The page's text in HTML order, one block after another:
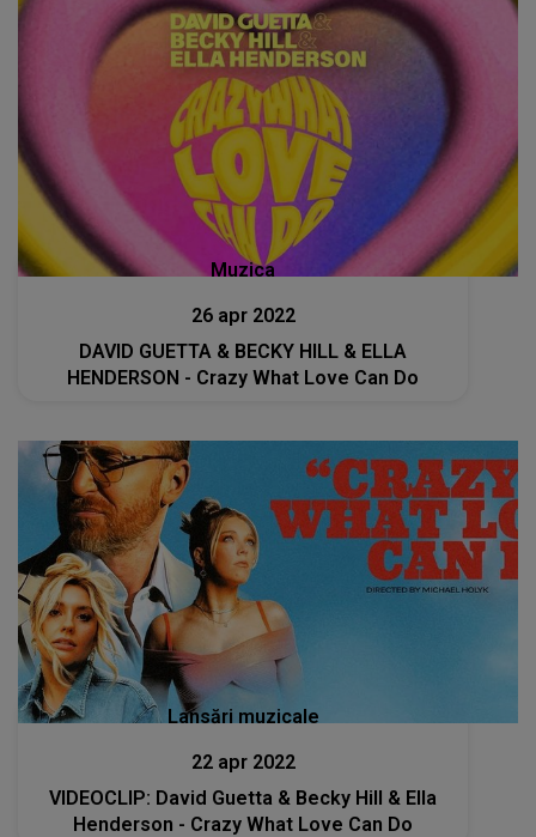
Muzica
26 apr 2022
DAVID GUETTA & BECKY HILL & ELLA
HENDERSON - Crazy What Love Can Do
Lansări muzicale
22 apr 2022
VIDEOCLIP: David Guetta & Becky Hill & Ella
Henderson - Crazy What Love Can Do